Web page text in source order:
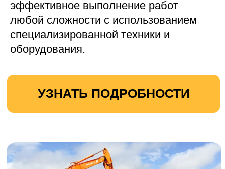
профессиональные услуги по вывозу
древесных отходов.